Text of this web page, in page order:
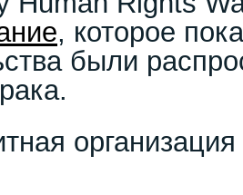
, которое
были